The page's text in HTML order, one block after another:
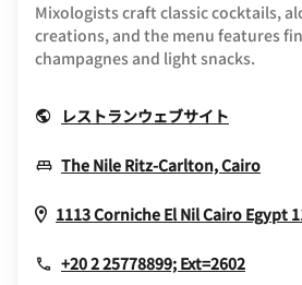
Mixologists craft classic cocktails,
creations, and the menu features
champagnes and light snacks.
レストランウェブサイト
The Nile Ritz-Carlton, Cairo
1113 Corniche El NilCairo Egypt
+20 2 25778899; Ext=2602